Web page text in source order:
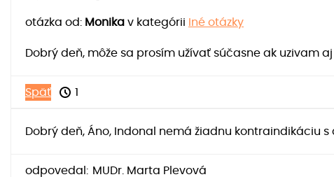
otázka od: Monika v kategórii Iné otázky
Dobrý deň, môže sa prosím užívať súčasne ak uzivam
Späť 1
Dobrý deň, Áno, Indonal nemá žiadnu kontraindikáciu
odpovedal: MUDr. Marta Plevová